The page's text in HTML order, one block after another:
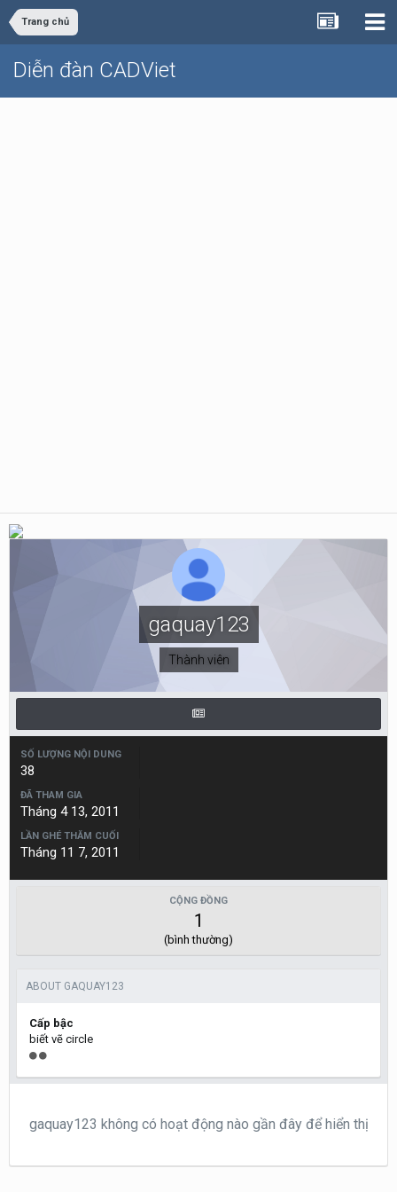
Trang chủ
Diễn đàn CADViet
gaquay123
Thành viên
SỐ LƯỢNG NỘI DUNG
38
ĐÃ THAM GIA
Tháng 4 13, 2011
LẦN GHÉ THĂM CUỐI
Tháng 11 7, 2011
CỘNG ĐỒNG
1
(bình thường)
ABOUT GAQUAY123
Cấp bậc
biết vẽ circle
gaquay123 không có hoạt động nào gần đây để hiển thị